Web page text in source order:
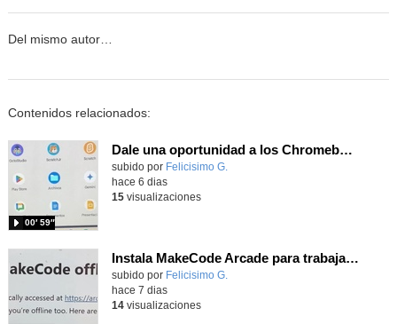
Del mismo autor…
Contenidos relacionados:
Dale una oportunidad a los Chromebooks y utiliza un proyector para realizar talleres si no tienes pantallas táctiles
Contenido educativo.
subido por Felicisimo G.
00′ 59″
hace 6 dias
15visualizaciones
Instala MakeCode Arcade para trabajar offline en tu tablet, ordenador, Chromebook
Contenido educativo.
subido por Felicisimo G.
hace 7 dias
14visualizaciones